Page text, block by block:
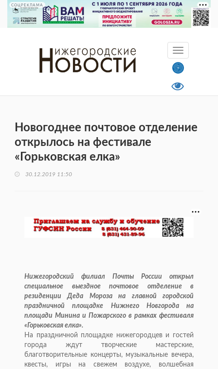
СОЦРЕКЛАМА
Новогоднее почтовое отделение
открылось на фестивале
«Горьковская елка»
30.12.2019 11:50
Нижегородский филиал Почты России открыл
специальное выездное почтовое отделение в
резиденции Деда Мороза на главной городской
праздничной площадке Нижнего Новгорода на
площади Минина и Пожарского в рамках фестиваля
«Горьковская елка».
На праздничной площадке нижегородцев и гостей
города ждут творческие мастерские,
благотворительные концерты, музыкальные вечера,
квесты, игры на свежем воздухе, волшебная